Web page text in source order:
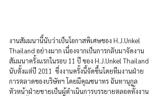
งานสัมมนานี้นับว่าเป็นโอกาสพิเศษของ H.J.Unkel
Thailand อย่างมาก เนื่องจากเป็นการกลับมาจัดงาน
สัมมนาครั้งแรกในรอบ 11 ปี ของ H.J.Unkel Thailand
นับตั้งแต่ปี 2011  ซึ่งงานครั้งนี้จัดขึ้นโดยทีมงานฝ่าย
การตลาดของบริษัทฯ โดยมีคุณชนาทร ฉันทานุกูล
หัวหน้าฝ่ายขายเป็นผู้ดำเนินการบรรยายตลอดทั้งงาน